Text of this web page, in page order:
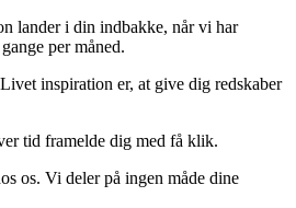
lander i din indbakke, når vi har
per måned.
inspiration er, at give dig redskaber
tid framelde dig med få klik.
os. Vi deler på ingen måde dine